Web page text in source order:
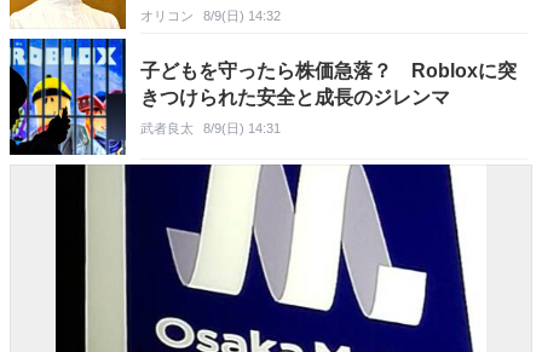
オリコン 8/9(日) 14:32
子どもを守ったら株価急落？ Robloxに突
きつけられた安全と成長のジレンマ
武者良太 8/9(日) 14:31